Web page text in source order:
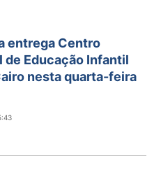
entrega Centro
de Educação Infantil
nesta quarta-feira